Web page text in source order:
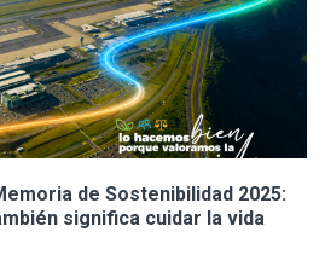
de Sostenibilidad 2025:
significa cuidar la vida